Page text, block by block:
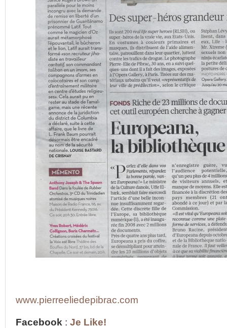
www.pierreeliedepibrac.com
Facebook : Je Like!